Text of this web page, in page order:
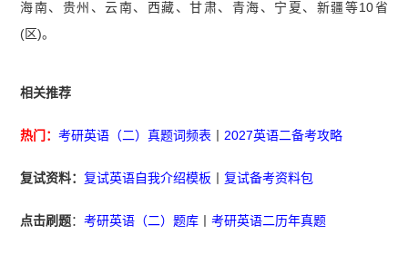
海南、贵州、云南、西藏、甘肃、青海、宁夏、新疆等10省
(区)。
相关推荐
热门：考研英语（二）真题词频表 2027英语二备考攻略
复试资料：复试英语自我介绍模板 丨复试备考资料包
点击刷题：考研英语（二）题库 丨考研英语二历年真题